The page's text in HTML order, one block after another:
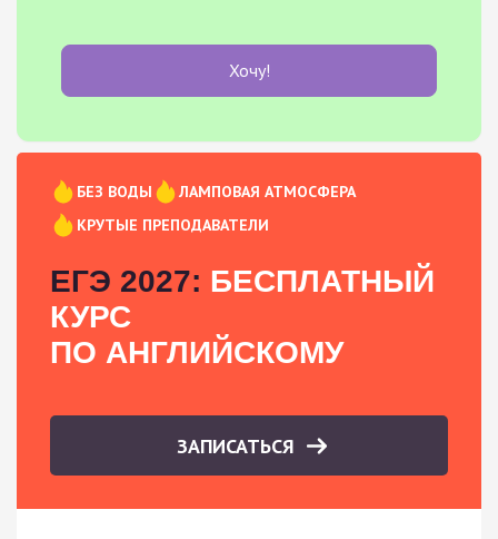
Хочу!
БЕЗ ВОДЫ
ЛАМПОВАЯ АТМОСФЕРА
КРУТЫЕ ПРЕПОДАВАТЕЛИ
ЕГЭ 2027: БЕСПЛАТНЫЙ
КУРС
ПО АНГЛИЙСКОМУ
ЗАПИСАТЬСЯ